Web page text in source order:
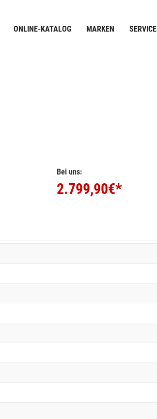
ONLINE-KATALOG MARKEN SERVICE
Bei uns:
2.799,90€*